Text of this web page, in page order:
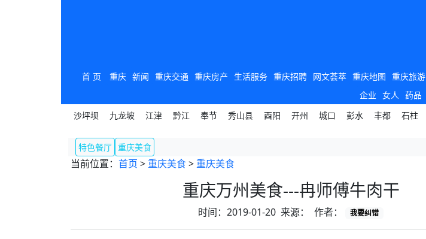
首 页 重庆 新闻 重庆交通 重庆房产 生活服务 重庆招聘 网文荟萃 重庆地图 重庆旅游
企业 女人 药品
沙坪坝
九龙坡 江津 黔江 奉节 秀山县 酉阳 开州 城口 彭水 丰都 石柱
特色餐厅 重庆美食
当前位置： 首页 > 重庆美食> 重庆美食
重庆万州美食---冉师傅牛肉干
时间：2019-01-20 来源： 作者： 我要纠错